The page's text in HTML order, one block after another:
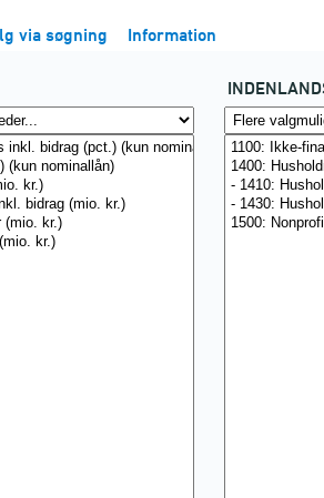
via søgning Information